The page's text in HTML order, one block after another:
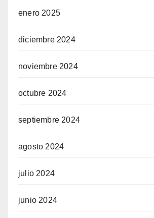
enero 2025
diciembre 2024
noviembre 2024
octubre 2024
septiembre 2024
agosto 2024
julio 2024
junio 2024